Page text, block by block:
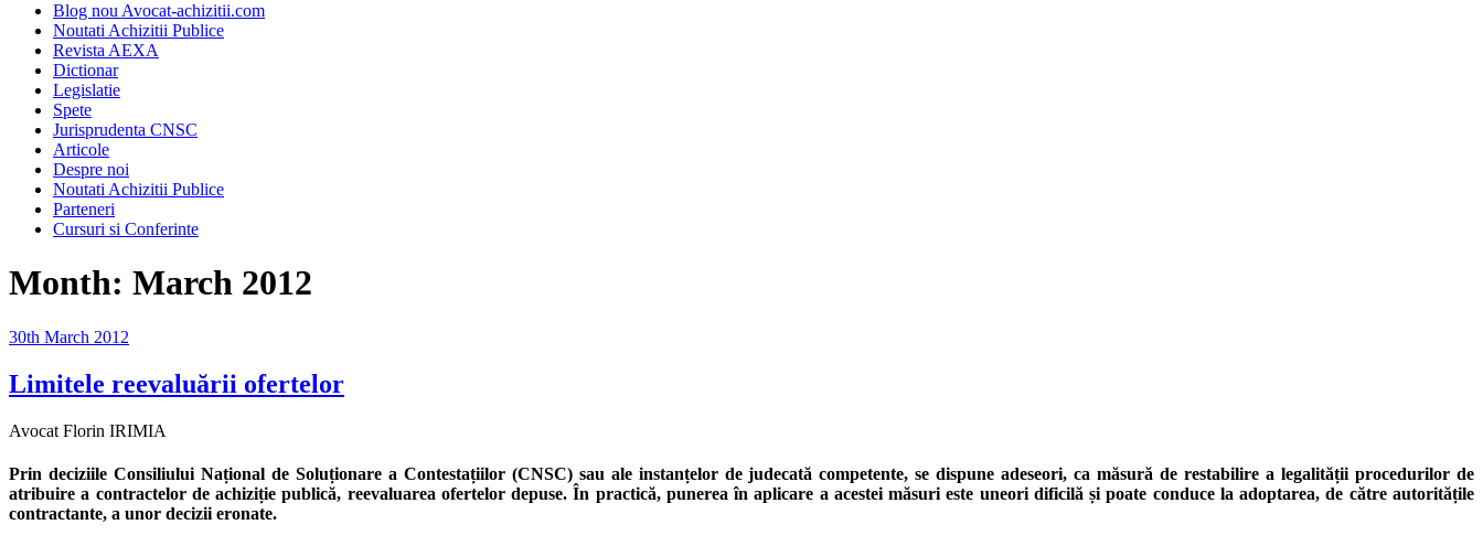
Blog nou Avocat-achizitii.com
Noutati Achizitii Publice
Revista AEXA
Dictionar
Legislatie
Spete
Jurisprudenta CNSC
Articole
Despre noi
Noutati Achizitii Publice
Parteneri
Cursuri si Conferinte
Month: March 2012
Posted
30th March 2012
Limitele reevaluării ofertelor
Avocat Florin IRIMIA
Prin deciziile Consiliului Național de Soluționare a Contestațiilor (CNSC) sau ale instanțelor de judecată competente, se dispune adeseori, ca măsură de restabilire a legalității procedurilor de
atribuire a contractelor de achiziție publică, reevaluarea ofertelor depuse. În practică, punerea în aplicare a acestei măsuri este uneori dificilă și poate conduce la adoptarea, de către autoritățile
contractante, a unor decizii eronate.